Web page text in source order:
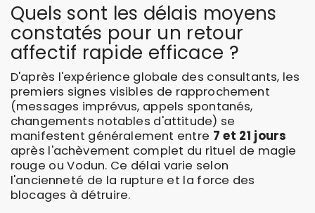
Quels sont les délais moyens
constatés pour un retour
affectif rapide efficace ?
D'après l'expérience globale des consultants, les
premiers signes visibles de rapprochement
(messages imprévus, appels spontanés,
changements notables d'attitude) se
manifestent généralement entre 7 et 21 jours
après l'achèvement complet du rituel de magie
rouge ou Vodun. Ce délai varie selon
l'ancienneté de la rupture et la force des
blocages à détruire.